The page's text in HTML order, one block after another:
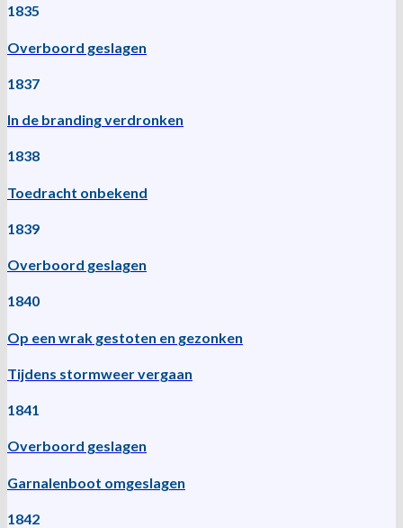
1835
Overboord geslagen
1837
In de branding verdronken
1838
Toedracht onbekend
1839
Overboord geslagen
1840
Op een wrak gestoten en gezonken
Tijdens stormweer vergaan
1841
Overboord geslagen
Garnalenboot omgeslagen
1842